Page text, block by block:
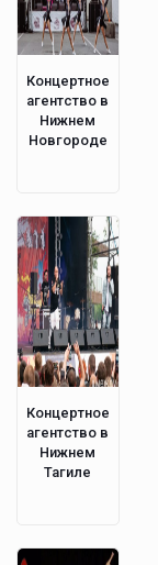
Концертное
агентство в
Нижнем
Новгороде
Концертное
агентство в
Нижнем
Тагиле